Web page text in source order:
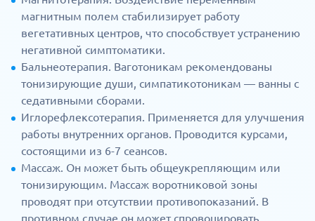
магнитным полем стабилизирует работу
вегетативных центров, что способствует устранению
негативной симптоматики.
Бальнеотерапия. Ваготоникам рекомендованы
тонизирующие души, симпатикотоникам — ванны с
седативными сборами.
Иглорефлексотерапия. Применяется для улучшения
работы внутренних органов. Проводится курсами,
состоящими из 6-7 сеансов.
Массаж. Он может быть общеукрепляющим или
тонизирующим. Массаж воротниковой зоны
проводят при отсутствии противопоказаний. В
противном случае он может спровоцировать